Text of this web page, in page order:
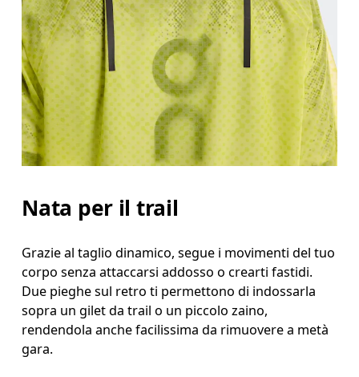
Nata per il trail
Grazie al taglio dinamico, segue i movimenti del tuo
corpo senza attaccarsi addosso o crearti fastidi.
Due pieghe sul retro ti permettono di indossarla
sopra un gilet da trail o un piccolo zaino,
rendendola anche facilissima da rimuovere a metà
gara.